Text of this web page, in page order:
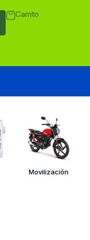
Carrito
Movilización